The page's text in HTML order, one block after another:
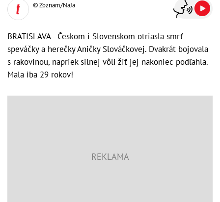
© Zoznam/NaJa
BRATISLAVA - Českom i Slovenskom otriasla smrť
speváčky a herečky Aničky Slováčkovej. Dvakrát bojovala
s rakovinou, napriek silnej vôli žiť jej nakoniec podľahla.
Mala iba 29 rokov!